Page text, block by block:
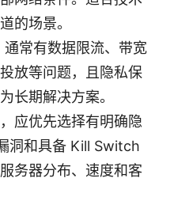
的场景。
常有数据限流、带宽
放等问题，且隐私保
长期解决方案。
应优先选择有明确隐
洞和具备 Kill Switch
务器分布、速度和客